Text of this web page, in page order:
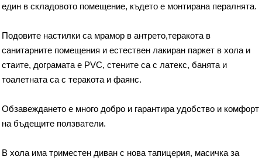
един в складовото помещение, където е монтирана пералнята.
Подовите настилки са мрамор в антрето,теракота в
санитарните помещения и естествен лакиран паркет в хола и
стаите, дограмата е PVC, стените са с латекс, банята и
тоалетната са с теракота и фаянс.
Обзавеждането е много добро и гарантира удобство и комфорт
на бъдещите ползватели.
В хола има триместен диван с нова тапицерия, масичка за